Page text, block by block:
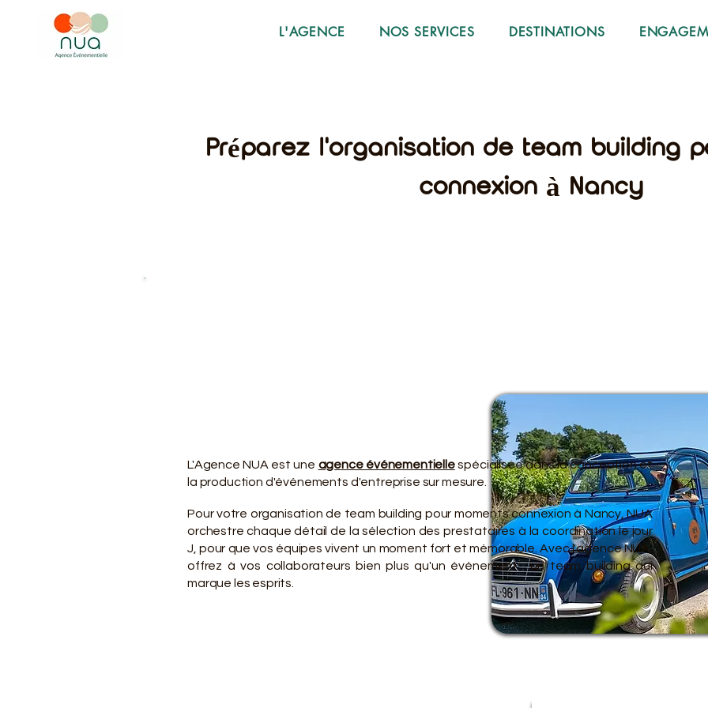
L'AGENCE NOS SERVICES DESTINATIONS
Préparez l'organisation de team building
connexion à Nancy
VOTRE
VOTRE
L'Agence NUA est une agence événementielle spécialisée dans la conception et
la production d'événements d'entreprise sur mesure.
Pour votre organisation de team building pour moments connexion à Nancy, NUA
orchestre chaque détail de la sélection des prestataires à la coordination le jour
J, pour que vos équipes vivent un moment fort et mémorable. Avec l'agence NUA,
offrez à vos collaborateurs bien plus qu'un événement : un team building qui
marque les esprits.